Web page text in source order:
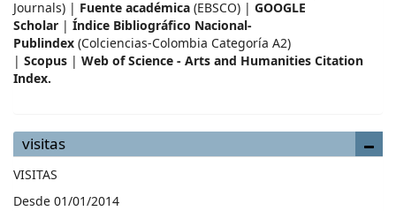
Journals) | Fuente académica (EBSCO) | GOOGLE
Scholar | Índice Bibliográfico Nacional-
Publindex (Colciencias-Colombia Categoría A2)
| Scopus | Web of Science - Arts and Humanities Citation
Index.
visitas
VISITAS
Desde 01/01/2014